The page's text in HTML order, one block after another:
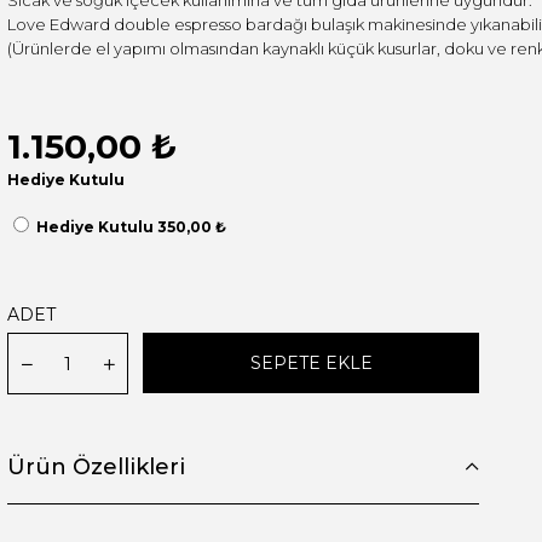
Love Edward double espresso bardağı bulaşık makinesinde
(Ürünlerde el yapımı olmasından kaynaklı küçük kusurlar, doku ve
1.150,00 ₺
Hediye Kutulu
Hediye Kutulu 350,00 ₺
ADET
Ürün Özellikleri